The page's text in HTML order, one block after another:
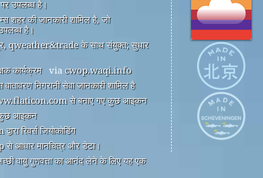
उपलब्ध है।
शहर की जानकारी शामिल है, जो
है।
qweather&trade के साथ संयुक्त; सुधार
कार्यक्रम
via cwop.waqi.info
निगरानी सेवा जानकारी शामिल है
से बनाए गए कुछ आइकन
आइकन
रिवर्स जियोकोडिंग
आधार मानचित्र और डेटा।
वायु गुणवत्ता का आनंद लेने के लिए यह एक